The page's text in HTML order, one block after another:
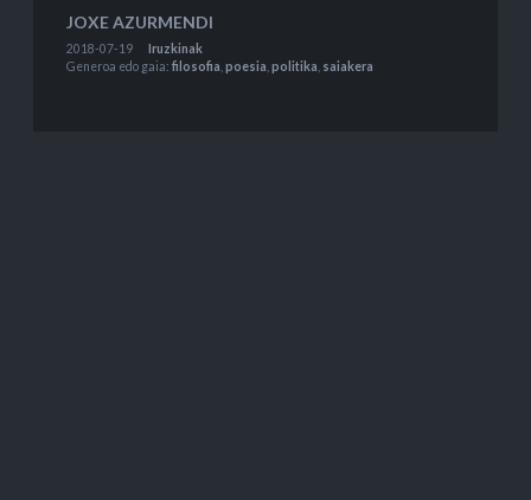
JOXE AZURMENDI
2018-07-19
Iruzkinak
Generoa edo gaia: filosofia poesia politika saiakera